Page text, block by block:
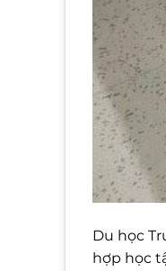
Du học
hợp học